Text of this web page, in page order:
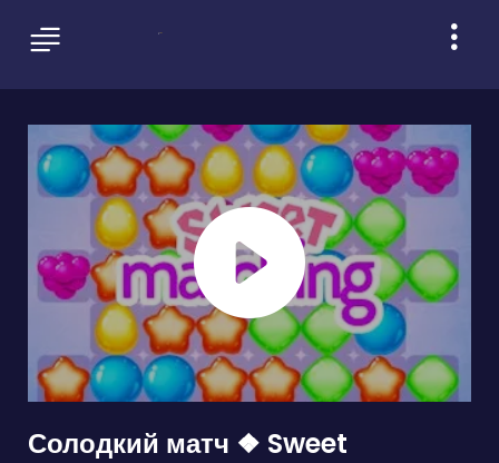
Солодкий матч ❖ Sweet